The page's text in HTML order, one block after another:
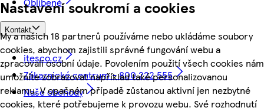
Nastavení soukromí a cookies
My a našich 18 partnerů používáme nebo ukládáme soubory
cookies, abychom zajistili správné fungování webu a
zpracovali osobní údaje. Povolením použití všech cookies nám
umožníte zobrazovat například také personalizovanou
reklamu. V opačném případě zůstanou aktivní jen nezbytné
cookies, které potřebujeme k provozu webu. Své rozhodnutí
Kontakt
itesco.cz
Zákaznické centrum - 800 222 555
Naše obchody